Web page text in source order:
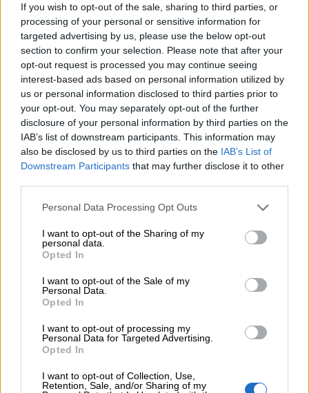
If you wish to opt-out of the sale, sharing to third parties, or
processing of your personal or sensitive information for
targeted advertising by us, please use the below opt-out
section to confirm your selection. Please note that after your
opt-out request is processed you may continue seeing
interest-based ads based on personal information utilized by
us or personal information disclosed to third parties prior to
your opt-out. You may separately opt-out of the further
disclosure of your personal information by third parties on the
IAB’s list of downstream participants. This information may
also be disclosed by us to third parties on the IAB’s List of
Downstream Participants that may further disclose it to other
Personal Data Processing Opt Outs
I want to opt-out of the Sharing of my
personal data.
Opted In
I want to opt-out of the Sale of my
Personal Data.
Opted In
I want to opt-out of processing my
Personal Data for Targeted Advertising.
Opted In
I want to opt-out of Collection, Use,
Retention, Sale, and/or Sharing of my
07.08.2026 - 12:12
Οι αισθητήρες βλέπουν καλύτερα από τον άνθρωπο. Πάντα;
07.08.2026 - 11:01
Generali: Αποτελέσματα Α' Εξαμήνου - Εξαιρετική ανάπτυξη
στα Λειτουργικά και Προσαρμοσμένα Καθαρά Αποτελέσματα
με συμβολή από όλες τις επιχειρηματικές δραστηριότητες
07.08.2026 - 10:28
Ομαδικά Ασφαλιστικά προϊόντα Επαγγελματικής
Συνταξιοδότησης: Νέο πεδίο ανάπτυξης για ασφαλιστικές και
07.08.2026 - 09:23
Υψηλοί ρυθμοί ανάπτυξης και νέα ρεκόρ επιδόσεων
Στόχος για νέα δάνεια 15 δισ. το 2026, η «ακτινογραφία» της
κερδοφορίας των τραπεζών, η δυναμική επιστροφή της
Metlen, μεγαλώνει ταχύτατα η CrediaBank
06.08.2026 - 22:39
10.000 φορές η διεθνής επιστημονική κοινότητα παρέπεμψε
Κοντοβουνήσιος